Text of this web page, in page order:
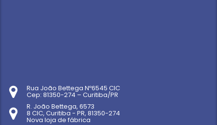
Rua João Bettega Nº6545 CIC
Cep: 81350-274 – Curitiba/PR
R. João Bettega, 6573
8 CIC, Curitiba - PR, 81350-274
Nova loja de fábrica